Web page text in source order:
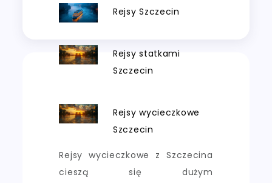
Rejsy Szczecin
Rejsy statkami
Szczecin
Rejsy wycieczkowe
Szczecin
Rejsy wycieczkowe z Szczecina
cieszą się dużym